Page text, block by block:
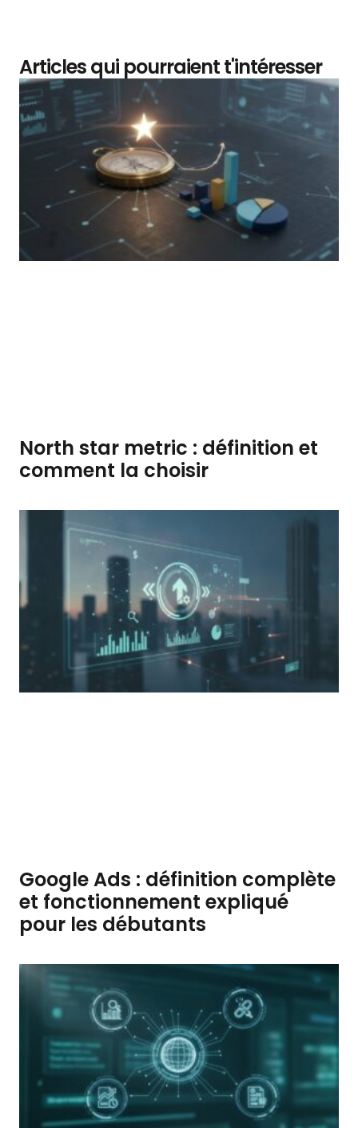
Articles qui pourraient t'intéresser
North star metric : définition et
comment la choisir
Google Ads : définition complète
et fonctionnement expliqué
pour les débutants